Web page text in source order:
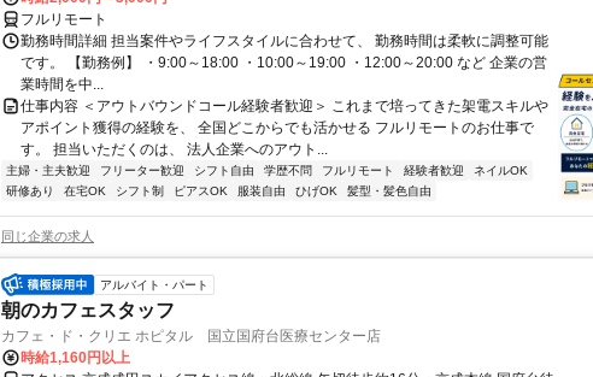
フルリモート
勤務時間詳細 担当案件やライフスタイルに合わせて、 勤務時間は柔軟に調整可能
です。 【勤務例】 ・9:00～18:00 ・10:00～19:00 ・12:00～20:00 など 企業の営
業時間を中...
仕事内容 ＜アウトバウンドコール経験者歓迎＞ これまで培ってきた架電スキルや
アポイント獲得の経験を、 全国どこからでも活かせる フルリモートのお仕事で
す。 担当いただくのは、 法人企業へのアウト...
主婦・主夫歓迎 フリーター歓迎 シフト自由 学歴不問 フルリモート 経験者歓迎
ネイルOK
研修あり
在宅OK シフト制 ピアスOK 服装自由 ひげOK 髪型・髪色自由
同じ企業の求人
アルバイト・パート
朝のカフェスタッフ
カフェ・ド・クリエ ホピタル 国立国府台医療センター店
時給1,160円以上